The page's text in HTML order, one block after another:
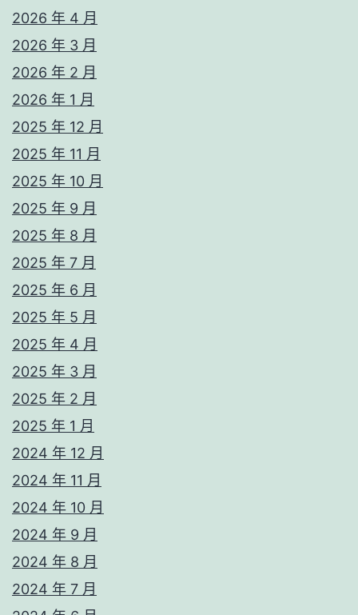
2026 年 4 月
2026 年 3 月
2026 年 2 月
2026 年 1 月
2025 年 12 月
2025 年 11 月
2025 年 10 月
2025 年 9 月
2025 年 8 月
2025 年 7 月
2025 年 6 月
2025 年 5 月
2025 年 4 月
2025 年 3 月
2025 年 2 月
2025 年 1 月
2024 年 12 月
2024 年 11 月
2024 年 10 月
2024 年 9 月
2024 年 8 月
2024 年 7 月